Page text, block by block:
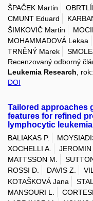
ŠPAČEK Martin
CMUNT Eduard
ŠIMKOVIČ Martin
MOHAMMADOVÁ Lekaa
TRNĚNÝ Marek
Recenzovaný odborný
Leukemia Research,
DOI
Tailored approaches
features for refined
lymphocytic leukemia
BALIAKAS P.
XOCHELLI A.
JEROMIN
MATTSSON M.
ROSSI D.
DAVIS Z.
KOTAŠKOVÁ Jana
MANSOURI L.